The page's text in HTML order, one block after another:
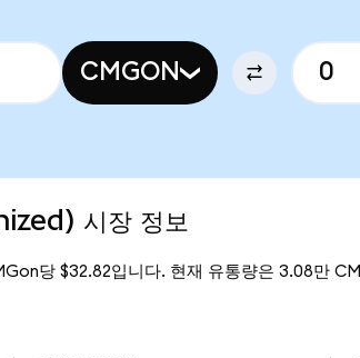
CMGON
시장 정보
당 $32.82입니다. 현재 유통량은 3.08만